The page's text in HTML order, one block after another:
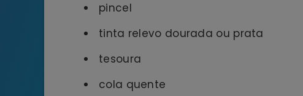
pincel
tinta relevo dourada ou prata
tesoura
cola quente